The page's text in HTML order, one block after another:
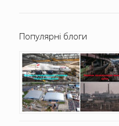
Популярні блоги